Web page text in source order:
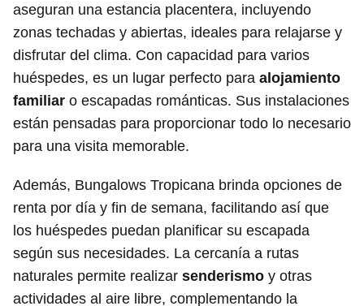
aseguran una estancia placentera, incluyendo
zonas techadas y abiertas, ideales para relajarse y
disfrutar del clima. Con capacidad para varios
huéspedes, es un lugar perfecto para alojamiento
familiar o escapadas románticas. Sus instalaciones
están pensadas para proporcionar todo lo necesario
para una visita memorable.
Además, Bungalows Tropicana brinda opciones de
renta por día y fin de semana, facilitando así que
los huéspedes puedan planificar su escapada
según sus necesidades. La cercanía a rutas
naturales permite realizar senderismo y otras
actividades al aire libre, complementando la